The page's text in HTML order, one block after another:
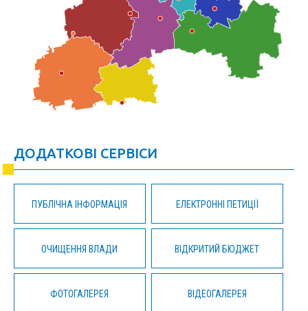
ДОДАТКОВІ СЕРВІСИ
ПУБЛІЧНА ІНФОРМАЦІЯ ЕЛЕКТРОННІ ПЕТИЦІЇ
ОЧИЩЕННЯ ВЛАДИ ВІДКРИТИЙ БЮДЖЕТ
ФОТОГАЛЕРЕЯ ВІДЕОГАЛЕРЕЯ